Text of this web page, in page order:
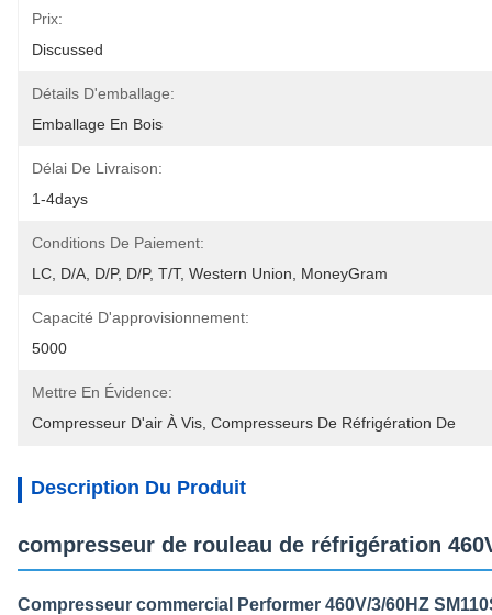
Prix:
Discussed
Détails D'emballage:
Emballage En Bois
Délai De Livraison:
1-4days
Conditions De Paiement:
LC, D/A, D/P, D/P, T/T, Western Union, MoneyGram
Capacité D'approvisionnement:
5000
Mettre En Évidence:
Compresseur D'air À Vis Compresseurs De Réfrigération De
Description Du Produit
compresseur de rouleau de réfrigération
Compresseur commercial Performer 460V/3/60HZ